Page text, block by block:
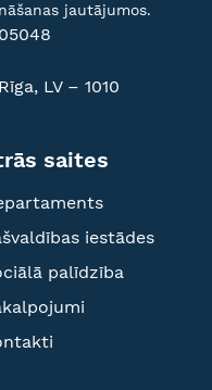
jautājumos.
LV – 1010
saites
iestādes
palīdzība